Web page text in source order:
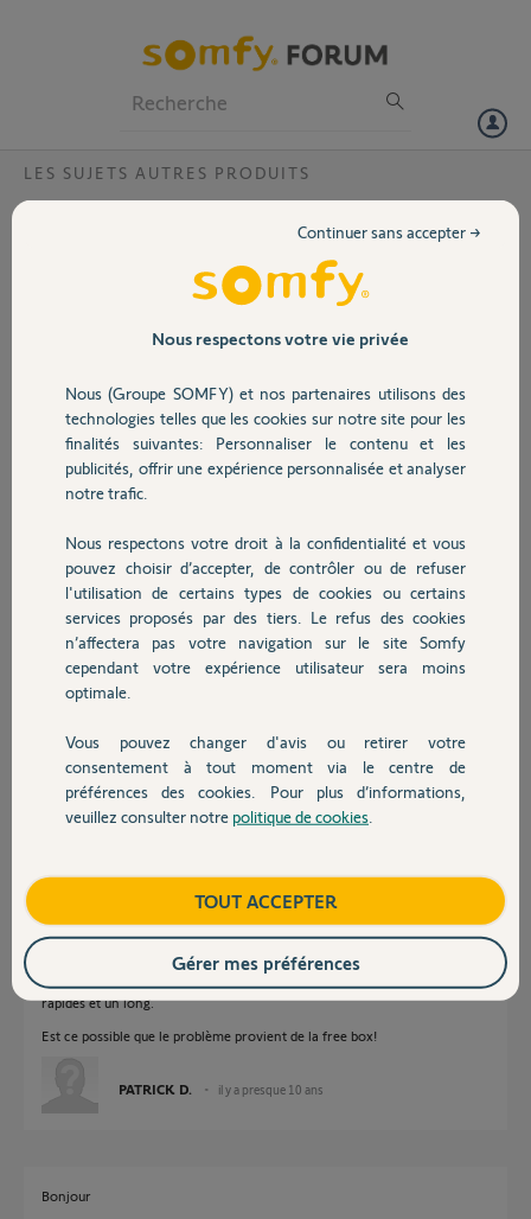
Volet
Sécurité
Domotique
Chauffage
Autres produits
Devis avec un pro
Contact
LES SUJETS AUTRES PRODUITS
Caméra IC100, LED verte clignote tout le
Je viens d'installer la caméra IC100 et je n'arrive pas à la connecter au
réseau wifi ou ethernet sur la box free.
mentionné dans la notice d'installation.
Quelqu'un peut il m'aider. Merci
PATRICK D.
il y a presque 10 ans
Réponses
Bonjour
connexion au réseau ?
Anonyme il y a presque 10 ans
Merci d'avoir répondu.
Effectivement J'ai attendu plus de 40 secondes. Actuellement elle est
connectée depuis plusieurs heures et la led verte clignote toujours. 3
rapides et un long.
Est ce possible que le problème provient de la free box!
PATRICK D. il y a presque 10 ans
Bonjour
Nous respectons votre vie privée
Nous (Groupe SOMFY) et nos partenaires utilisons des
technologies telles que les cookies sur notre site pour les
finalités suivantes: Personnaliser le contenu et les
publicités, offrir une expérience personnalisée et analyser
notre trafic.
Nous respectons votre droit à la confidentialité et vous
pouvez choisir d’accepter, de contrôler ou de refuser
l'utilisation de certains types de cookies ou certains
services proposés par des tiers. Le refus des cookies
n’affectera pas votre navigation sur le site Somfy
cependant votre expérience utilisateur sera moins
optimale.
Vous pouvez changer d'avis ou retirer votre
consentement à tout moment via le centre de
préférences des cookies. Pour plus d’informations,
veuillez consulter notre politique de cookies
Continuer sans accepter →
TOUT ACCEPTER
Gérer mes préférences